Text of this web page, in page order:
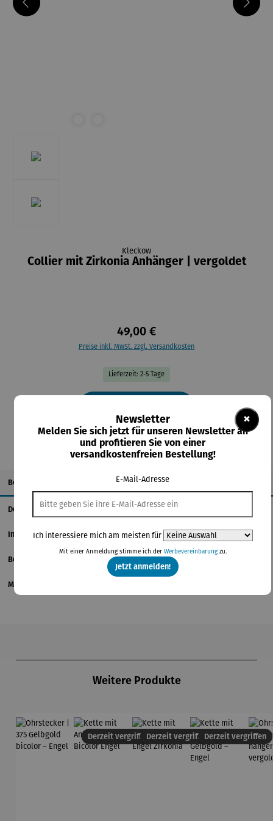
Kleckow
Collier mit Zirkonia Anhänger | vergoldet
49,00 €
Preise inkl. MwSt. zzgl. Versandkosten
Lieferzeit: 2-5 Tage
Beschreibung
Details
Informationen zum Hersteller
Bewertungen
Magazinbeitrag
Weitere Produkte
Derzeit vergriffenDerzeit vergriffenDerzeit vergriffen
×
Newsletter
Melden Sie sich jetzt für unseren Newsletter an
und profitieren Sie von einer
versandkostenfreien Bestellung!
E-Mail-Adresse
Ich interessiere mich am meisten für
Mit einer Anmeldung stimme ich der Werbevereinbarungzu.
Jetzt anmelden!